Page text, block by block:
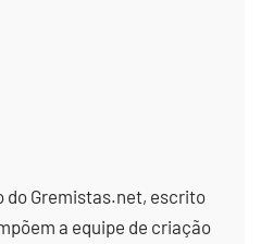
do Gremistas.net, escrito
a equipe de criação